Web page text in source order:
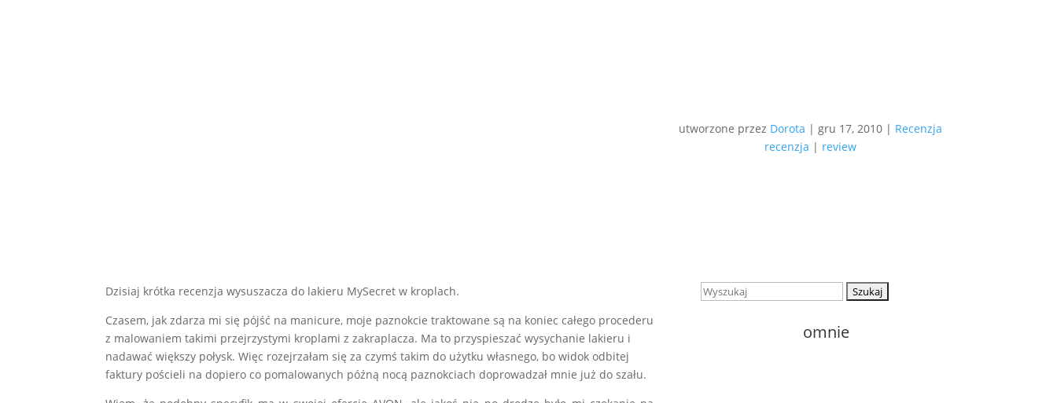
utworzone przez Dorota | gru 17, 2010| Recenzja
recenzja | review
Dzisiaj krótka recenzja wysuszacza do lakieru MySecret w kroplach.
Czasem, jak zdarza mi się pójść na manicure, moje paznokcie traktowane są na koniec całego procederu
z malowaniem takimi przejrzystymi kroplami z zakraplacza. Ma to przyspieszać wysychanie lakieru i
nadawać większy połysk. Więc rozejrzałam się za czymś takim do użytku własnego, bo widok odbitej
faktury pościeli na dopiero co pomalowanych późną nocą paznokciach doprowadzał mnie już do szału.
Szukaj:
omnie